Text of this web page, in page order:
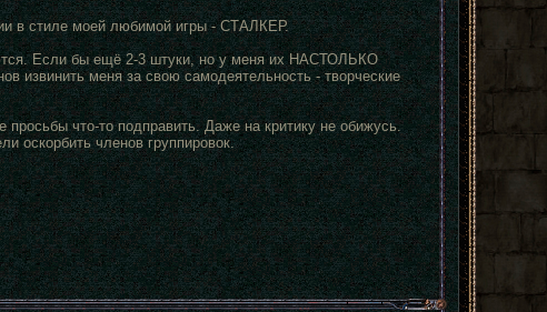
в стиле моей любимой игры - СТАЛКЕР.
Если бы ещё 2-3 штуки, но у меня их НАСТОЛЬКО
извинить меня за свою самодеятельность - творческие
что-то подправить. Даже на критику не обижусь.
оскорбить членов группировок.